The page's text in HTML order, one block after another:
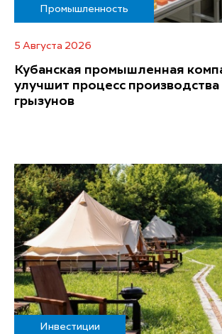
Промышленность
5 Августа 2026
Кубанская промышленная
улучшит процесс производства
грызунов
Инвестиции